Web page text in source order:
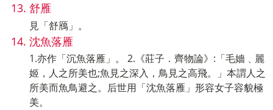
舒雁
見「舒鴈」。
沈魚落雁
1.亦作「沉魚落雁」。 2.《莊子．齊物論》:「毛嬙﹑麗
姬，人之所美也;魚見之深入，鳥見之高飛。」本謂人之
所美而魚鳥避之。后世用「沈魚落雁」形容女子容貌極
美。